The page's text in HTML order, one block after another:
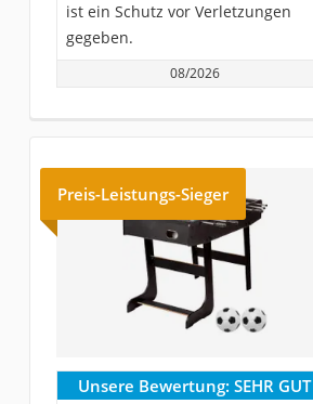
ist ein Schutz vor Verletzungen
gegeben.
08/2026
Preis-Leistungs-Sieger
Unsere Bewertung: SEHR GUT